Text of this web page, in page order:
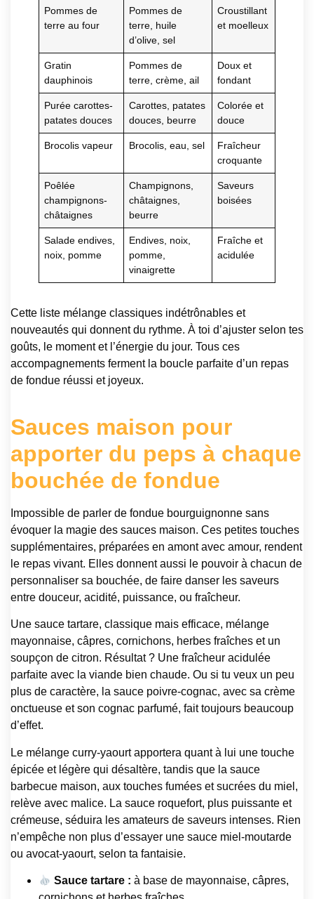
Pommes de
terre au four
Pommes de
terre, huile
d’olive, sel
Croustillant
et moelleux
Gratin
dauphinois
Pommes de
terre, crème, ail
Doux et
fondant
Purée carottes-
patates douces
Carottes, patates
douces, beurre
Colorée et
douce
Brocolis vapeur Brocolis, eau, sel
Fraîcheur
croquante
Poêlée
champignons-
châtaignes
Champignons,
châtaignes,
beurre
Saveurs
boisées
Salade endives,
noix, pomme
Endives, noix,
pomme,
vinaigrette
Fraîche et
acidulée
Cette liste mélange classiques indétrônables et
nouveautés qui donnent du rythme. À toi d’ajuster selon tes
goûts, le moment et l’énergie du jour. Tous ces
accompagnements ferment la boucle parfaite d’un repas
de fondue réussi et joyeux.
Sauces maison pour
apporter du peps à chaque
bouchée de fondue
Impossible de parler de fondue bourguignonne sans
évoquer la magie des sauces maison. Ces petites touches
supplémentaires, préparées en amont avec amour, rendent
le repas vivant. Elles donnent aussi le pouvoir à chacun de
personnaliser sa bouchée, de faire danser les saveurs
entre douceur, acidité, puissance, ou fraîcheur.
Une sauce tartare, classique mais efficace, mélange
mayonnaise, câpres, cornichons, herbes fraîches et un
soupçon de citron. Résultat ? Une fraîcheur acidulée
parfaite avec la viande bien chaude. Ou si tu veux un peu
plus de caractère, la sauce poivre-cognac, avec sa crème
onctueuse et son cognac parfumé, fait toujours beaucoup
d’effet.
Le mélange curry-yaourt apportera quant à lui une touche
épicée et légère qui désaltère, tandis que la sauce
barbecue maison, aux touches fumées et sucrées du miel,
relève avec malice. La sauce roquefort, plus puissante et
crémeuse, séduira les amateurs de saveurs intenses. Rien
n’empêche non plus d’essayer une sauce miel-moutarde
ou avocat-yaourt, selon ta fantaisie.
Sauce tartare : à base de mayonnaise, câpres,